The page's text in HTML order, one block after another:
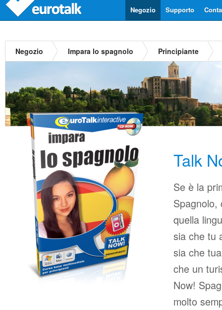
Supporto
Negozio
Negozio Impara lo spagnolo Principiante
Talk
Se è la
Spagnolo,
quella
sia che tu
sia che
che un
Now!
molto